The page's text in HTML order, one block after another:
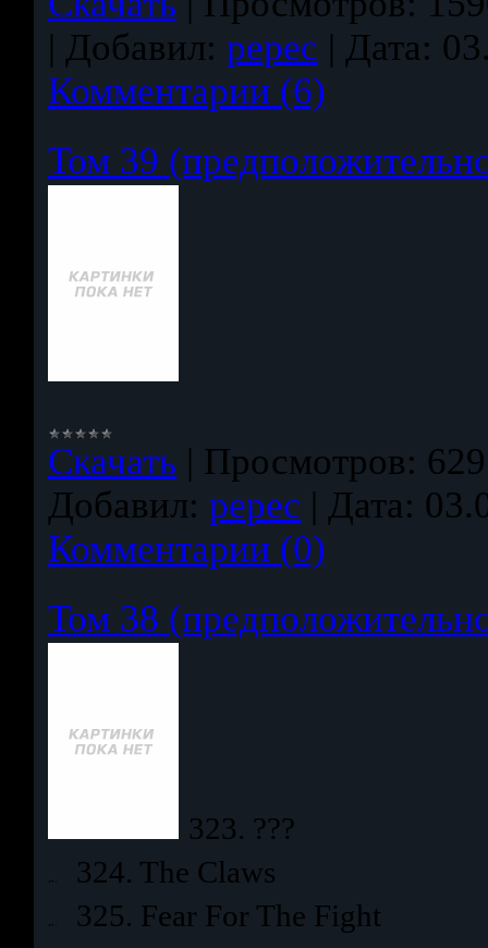
| Добавил: pepec | Дата:
Комментарии (6)
Том 39
Скачать | Просмотров: 629
Добавил: pepec | Дата:
Комментарии (0)
Том 38
323. ???
324. The Claws
325. Fear For The Fight